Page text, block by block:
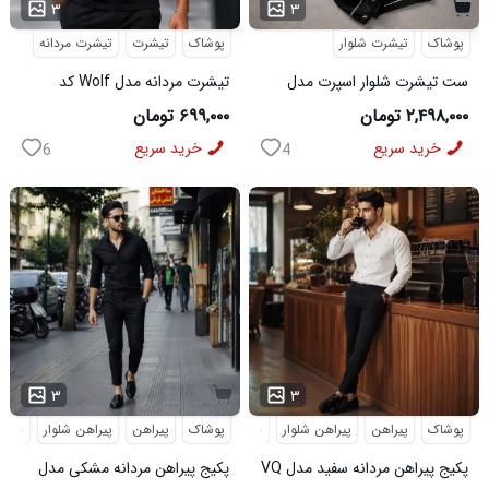
۳
پوشاک تیشرت تیشرت مردانه
تیشرت مردانه مدل Wolf کد
5631
۶۹۹,۰۰۰ تومان
خرید سریع 6
۳
پوشاک تیشرت شلوار
ست تیشرت شلوار اسپرت مدل
MAN مشکی
۲,۴۹۸,۰۰۰ تومان
خرید سریع 4
۳
پوشاک پیراهن پیراهن شلوار
پکیج پیراهن مردانه مشکی مدل
۳ ...
پوشاک پیراهن پیراهن شلوار شلوار مردانه
پکیج پیراهن مردانه سفید مدل VQ